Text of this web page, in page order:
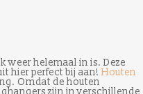
weer helemaal in is. Deze
hier perfect bij aan! Houten
Omdat de houten